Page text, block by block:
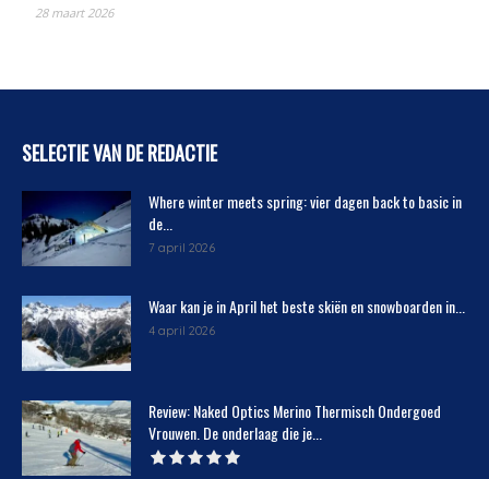
28 maart 2026
SELECTIE VAN DE REDACTIE
Where winter meets spring: vier dagen back to basic in
de...
7 april 2026
Waar kan je in April het beste skiën en snowboarden in...
4 april 2026
Review: Naked Optics Merino Thermisch Ondergoed
Vrouwen. De onderlaag die je...